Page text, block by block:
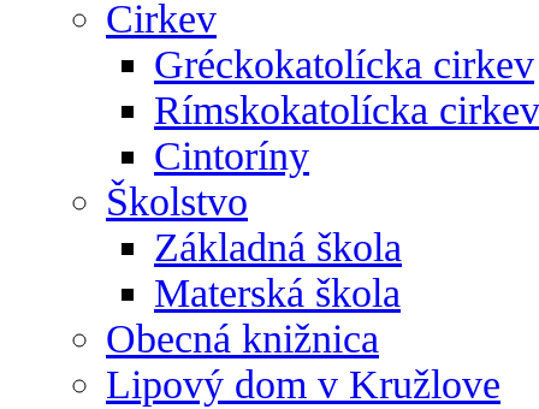
Cirkev
Gréckokatolícka cirkev
Rímskokatolícka cirkev
Cintoríny
Školstvo
Základná škola
Materská škola
Obecná knižnica
Lipový dom v Kružlove